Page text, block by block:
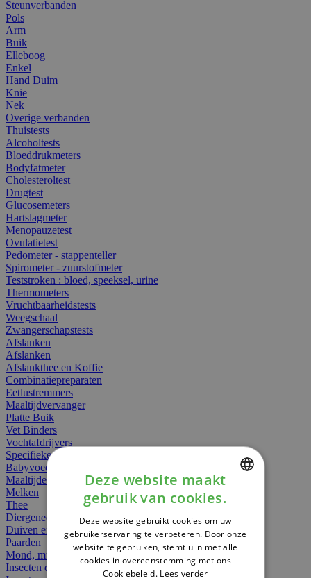
Steunverbanden
Pols
Arm
Buik
Elleboog
Enkel
Hand Duim
Knie
Nek
Overige verbanden
Thuistests
Alcoholtests
Bloeddrukmeters
Bodyfatmeter
Cholesteroltest
Drugtest
Glucosemeters
Hartslagmeter
Menopauzetest
Ovulatietest
Pedometer - stappenteller
Spirometer - zuurstofmeter
Teststroken : bloed, speeksel, urine
Thermometers
Vruchtbaarheidstests
Weegschaal
Zwangerschapstests
Afslanken
Afslanken
Afslankthee en Koffie
Combinatiepreparaten
Eetlustremmers
Maaltijdvervanger
Platte Buik
Vet Binders
Vochtafdrijvers
Specifieke Voeding
Babyvoeding
Maaltijden
Melken
Thee
Diergeneesmiddelen
Duiven en vogels
Paarden
Mond, muil of snavel
Insecten dieren
DUTCH
FRENCH
ENGLISH
Deze website maakt
gebruik van cookies.
Deze website gebruikt cookies om uw
gebruikerservaring te verbeteren. Door onze
website te gebruiken, stemt u in met alle
cookies in overeenstemming met ons
Cookiebeleid. Lees verder